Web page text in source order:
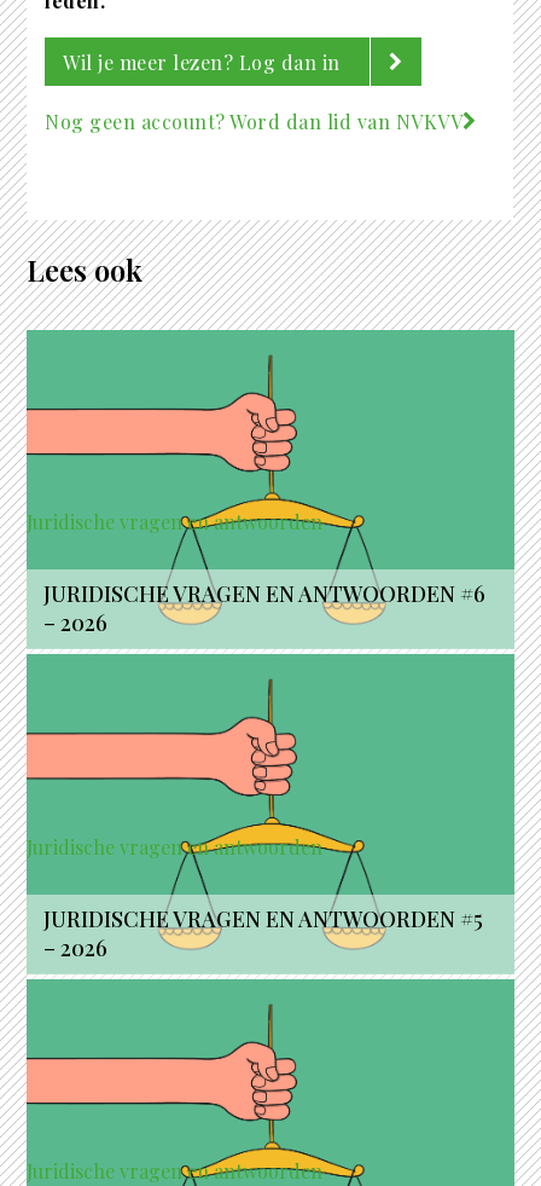
Wil je meer lezen? Log dan in
Nog geen account? Word dan lid van NVKVV
Lees ook
Juridische vragen en antwoorden
JURIDISCHE VRAGEN EN ANTWOORDEN #6
– 2026
Juridische vragen en antwoorden
JURIDISCHE VRAGEN EN ANTWOORDEN #5
– 2026
Juridische vragen en antwoorden